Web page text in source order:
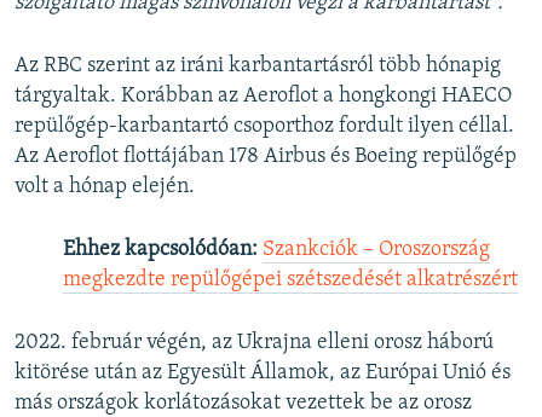
Az RBC szerint az iráni karbantartásról több hónapig
tárgyaltak. Korábban az Aeroflot a hongkongi HAECO
repülőgép-karbantartó csoporthoz fordult ilyen céllal.
Az Aeroflot flottájában 178 Airbus és Boeing repülőgép
volt a hónap elején.
Ehhez kapcsolódóan: Szankciók – Oroszország
megkezdte repülőgépei szétszedését alkatrészért
2022. február végén, az Ukrajna elleni orosz háború
kitörése után az Egyesült Államok, az Európai Unió és
más országok korlátozásokat vezettek be az orosz